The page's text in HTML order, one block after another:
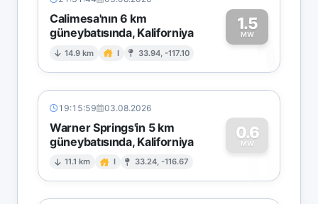
Calimesa'nın 6 km
güneybatısında, Kaliforniya
14.9 km I 33.94, -117.10
1.5
MW1
19:15:59 03.08.2026
Warner Springs'in 5 km
güneybatısında, Kaliforniya
11.1 km I 33.24, -116.67
0.6
MW
0